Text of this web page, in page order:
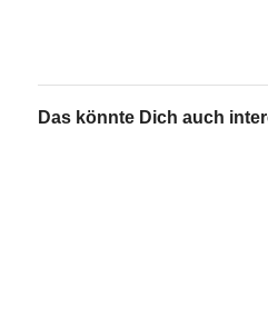
Das könnte Dich auch